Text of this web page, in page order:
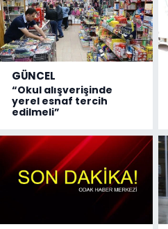
GÜNCEL
“Okul alışverişinde
yerel esnaf tercih
edilmeli”